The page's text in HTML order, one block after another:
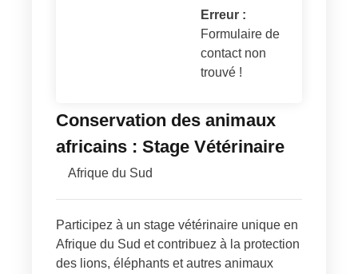
Erreur :
Formulaire de
contact non
trouvé !
Conservation des animaux
africains : Stage Vétérinaire
Afrique du Sud
Participez à un stage vétérinaire unique en
Afrique du Sud et contribuez à la protection
des lions, éléphants et autres animaux